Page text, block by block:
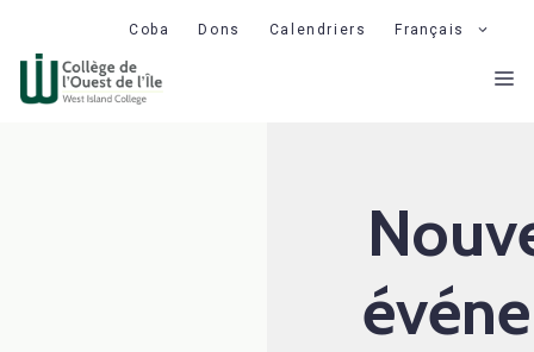
contenu
Coba Dons Calendriers Français